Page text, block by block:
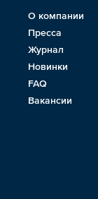
О компании
Пресса
Журнал
Новинки
FAQ
Вакансии